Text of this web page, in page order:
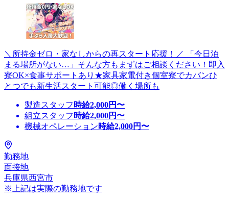
＼所持金ゼロ・家なしからの再スタート応援！／ 「今日泊
まる場所がない…」そんな方もまずはご相談ください！即入
寮OK×食事サポートあり★家具家電付き個室寮でカバンひ
とつでも新生活スタート可能◎働く場所も
製造スタッフ 時給2,000円〜
組立スタッフ 時給2,000円〜
機械オペレーション時給2,000円〜
勤務地
面接地
兵庫県西宮市
※上記は実際の勤務地です